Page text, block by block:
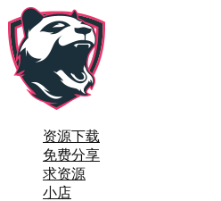
资源下载
免费分享
求资源
小店